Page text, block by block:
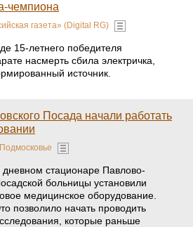
чемпиона
газета» (Digital RG)
15-летнего победителя
насмерть сбила электричка,
источник.
Посада начали работать
дневном стационаре Павлово-
больницы установили
медицинское оборудование.
позволило начать проводить
которые раньше